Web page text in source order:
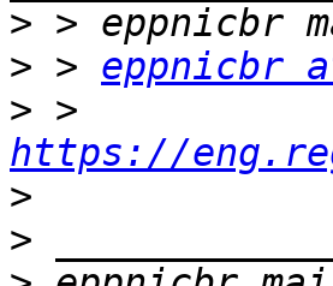
>
> > eppnicbr
>
https://
>
>